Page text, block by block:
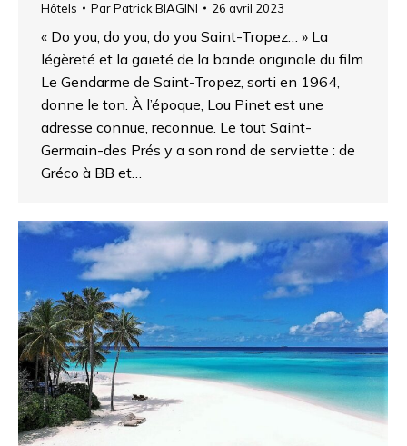
Hôtels ParPatrick BIAGINI 26 avril 2023
« Do you, do you, do you Saint-Tropez… » La
légèreté et la gaieté de la bande originale du film
Le Gendarme de Saint-Tropez, sorti en 1964,
donne le ton. À l’époque, Lou Pinet est une
adresse connue, reconnue. Le tout Saint-
Germain-des Prés y a son rond de serviette : de
Gréco à BB et…